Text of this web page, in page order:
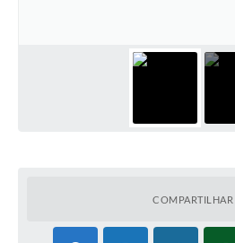
Plano Municipal de Enfrentamento da
Decorrência de COVID-19 Educação -
COMPARTILHAR